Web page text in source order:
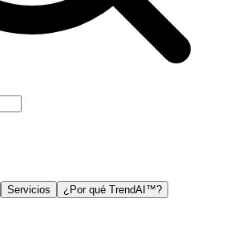
Servicios
¿Por qué TrendAI™?